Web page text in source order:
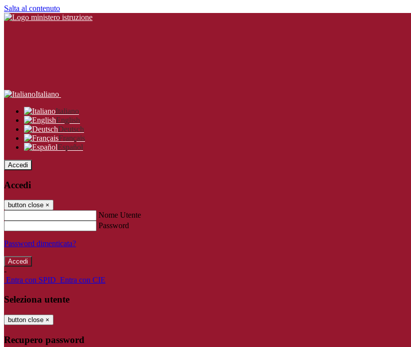
Salta al contenuto
Italiano
Italiano
English
Deutsch
Français
Español
Accedi
Accedi
button close ×
Nome Utente
Password
Password dimenticata?
-
Entra con SPID Entra con CIE
Seleziona utente
button close ×
Recupero password